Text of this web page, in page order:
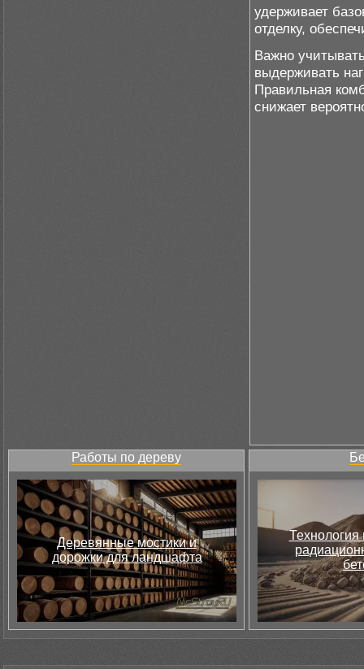
удерживает
отделку,
Важно
выдерживать
Правильная
снижает
Работы по дереву
Деревянные мостики и
дорожки для ландшафта
Технология